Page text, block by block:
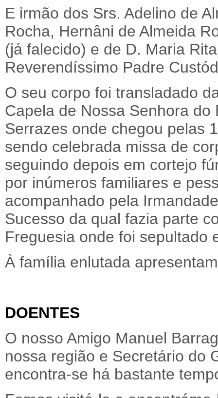
E irmão dos Srs. Adelino de
Rocha, Hernâni de Almeida
(já falecido) e de D. Maria
Reverendíssimo Padre
O seu corpo foi transladado
Capela de Nossa Senhora
Serrazes onde chegou pelas
sendo celebrada missa de
seguindo depois em cortejo
por inúmeros familiares e
acompanhado pela
Sucesso da qual fazia parte
Freguesia onde foi sepultado
À família enlutada
DOENTES
O nosso Amigo Manuel
nossa região e Secretário do
encontra-se há bastante